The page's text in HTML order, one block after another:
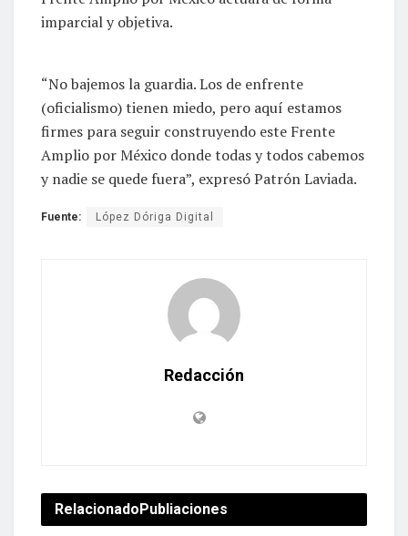
imparcial y objetiva.
“No bajemos la guardia. Los de enfrente
(oficialismo) tienen miedo, pero aquí estamos
firmes para seguir construyendo este Frente
Amplio por México donde todas y todos cabemos
y nadie se quede fuera”, expresó Patrón Laviada.
Fuente: López Dóriga Digital
Redacción
RelacionadoPubliaciones